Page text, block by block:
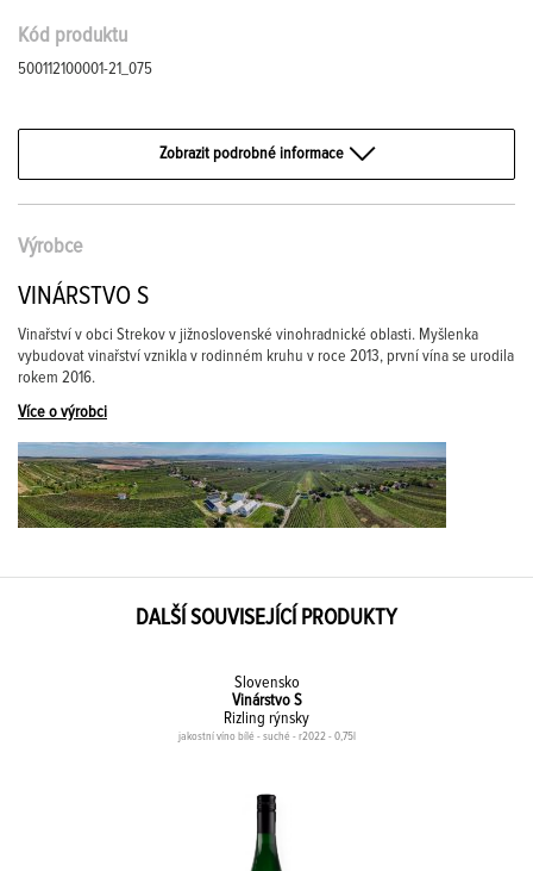
Kód produktu
500112100001-21_075
Zobrazit podrobné informace
Výrobce
VINÁRSTVO S
Vinařství v obci Strekov v jižnoslovenské vinohradnické oblasti. Myšlenka
vybudovat vinařství vznikla v rodinném kruhu v roce 2013, první vína se urodila
rokem 2016.
Více o výrobci
DALŠÍ SOUVISEJÍCÍ PRODUKTY
Slovensko
Vinárstvo S
Rizling rýnsky
jakostní víno bílé - suché - r2022 - 0,75l